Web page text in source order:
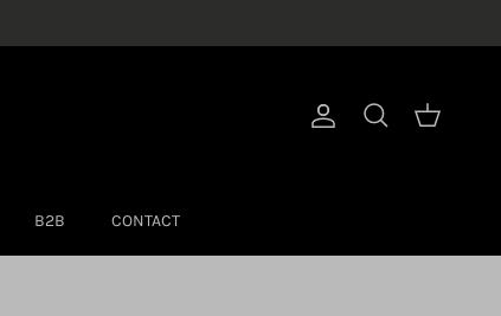
Account
Zoeken
B2B CONTACT